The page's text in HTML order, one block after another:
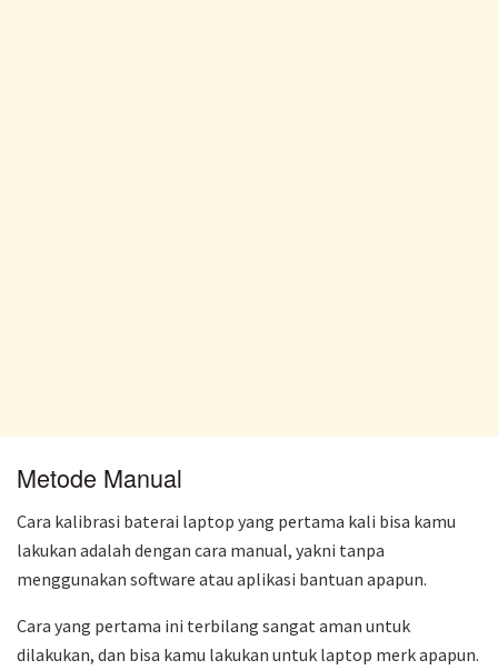
Metode Manual
Cara kalibrasi baterai laptop yang pertama kali bisa kamu
lakukan adalah dengan cara manual, yakni tanpa
menggunakan software atau aplikasi bantuan apapun.
Cara yang pertama ini terbilang sangat aman untuk
dilakukan, dan bisa kamu lakukan untuk laptop merk apapun.